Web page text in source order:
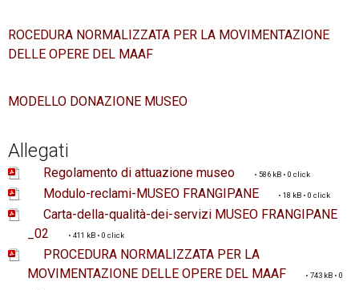
Patrimonio Artistico
Biblioteca e Archivio storico
Atti e Regolamenti
ROCEDURA NORMALIZZATA PER LA MOVIMENTAZIONE
DELLE OPERE DEL MAAF
MODELLO DONAZIONE MUSEO
Allegati
Regolamento di attuazione museo • 586 kB • 0 click
Modulo-reclami-MUSEO FRANGIPANE • 18 kB • 0 click
Carta-della-qualità-dei-servizi MUSEO FRANGIPANE
_02
• 411 kB • 0 click
PROCEDURA NORMALIZZATA PER LA
MOVIMENTAZIONE DELLE OPERE DEL MAAF
• 743 kB • 0